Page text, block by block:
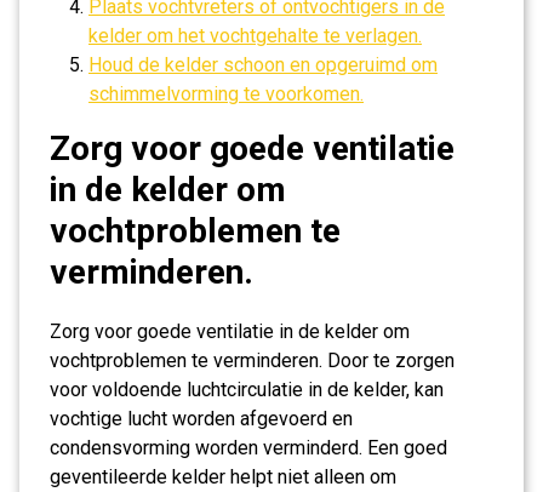
Plaats vochtvreters of ontvochtigers in de
kelder om het vochtgehalte te verlagen.
Houd de kelder schoon en opgeruimd om
schimmelvorming te voorkomen.
Zorg voor goede ventilatie
in de kelder om
vochtproblemen te
verminderen.
Zorg voor goede ventilatie in de kelder om
vochtproblemen te verminderen. Door te zorgen
voor voldoende luchtcirculatie in de kelder, kan
vochtige lucht worden afgevoerd en
condensvorming worden verminderd. Een goed
geventileerde kelder helpt niet alleen om